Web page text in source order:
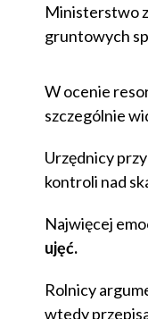
Ministerstwo
gruntowych
W ocenie
szczególnie
Urzędnicy
kontroli nad
Najwięcej
ujęć.
Rolnicy
wtedy